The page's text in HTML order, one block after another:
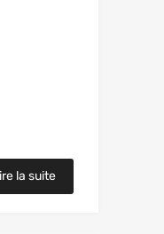
la suite